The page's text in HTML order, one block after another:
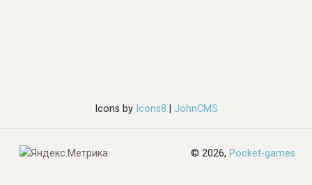
Icons byIcons8 JohnCMS
© 2026, Pocket-games